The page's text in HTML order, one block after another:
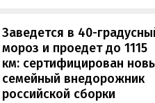
Заведется в 40-
мороз и проедет до 1115
км: сертифицирован
семейный внедорожник
российской сборки